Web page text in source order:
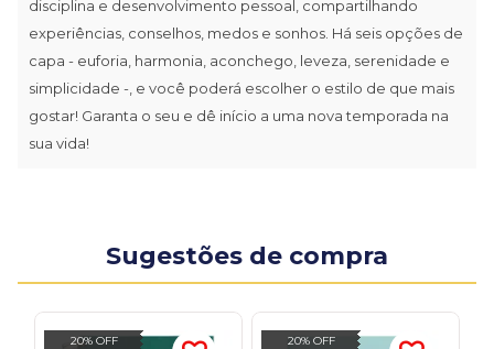
disciplina e desenvolvimento pessoal, compartilhando
experiências, conselhos, medos e sonhos. Há seis opções de
capa - euforia, harmonia, aconchego, leveza, serenidade e
simplicidade -, e você poderá escolher o estilo de que mais
gostar! Garanta o seu e dê início a uma nova temporada na
sua vida!
Sugestões de compra
20% OFF 20% OFF